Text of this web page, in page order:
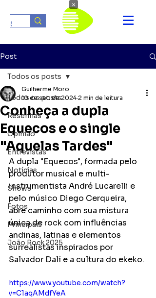
Post
Todos os posts
Resenhas
Opinião
Entrevistas
Notícias
Shows
Fotos
Principais
João Rock 2025
Todos os posts
Conheça a dupla
Equecos e o single
"Aquelas Tardes"
Guilherme Moro
10 de set. de 2024 2 min de leitura
A dupla "Equecos", formada pelo
produtor musical e multi-
instrumentista André Lucarelli e
pelo músico Diego Cerqueira,
abre caminho com sua mistura
única de rock com influências
andinas, latinas e elementos
surrealistas inspirados por
Salvador Dalí e a cultura do ekeko.
https://www.youtube.com/watch?
v=C1aqAMdfYeA
×